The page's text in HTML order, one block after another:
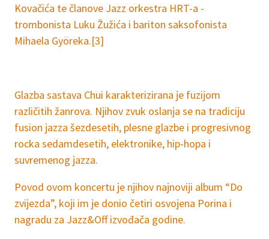
Kovačića te članove Jazz orkestra HRT-a -
trombonista Luku Žužića i bariton saksofonista
Mihaela Györeka.[3]
Glazba sastava Chui karakterizirana je fuzijom
različitih žanrova. Njihov zvuk oslanja se na tradiciju
fusion jazza šezdesetih, plesne glazbe i progresivnog
rocka sedamdesetih, elektronike, hip-hopa i
suvremenog jazza.
Povod ovom koncertu je njihov najnoviji album “Do
zvijezda”, koji im je donio četiri osvojena Porina i
nagradu za Jazz&Off izvođača godine.